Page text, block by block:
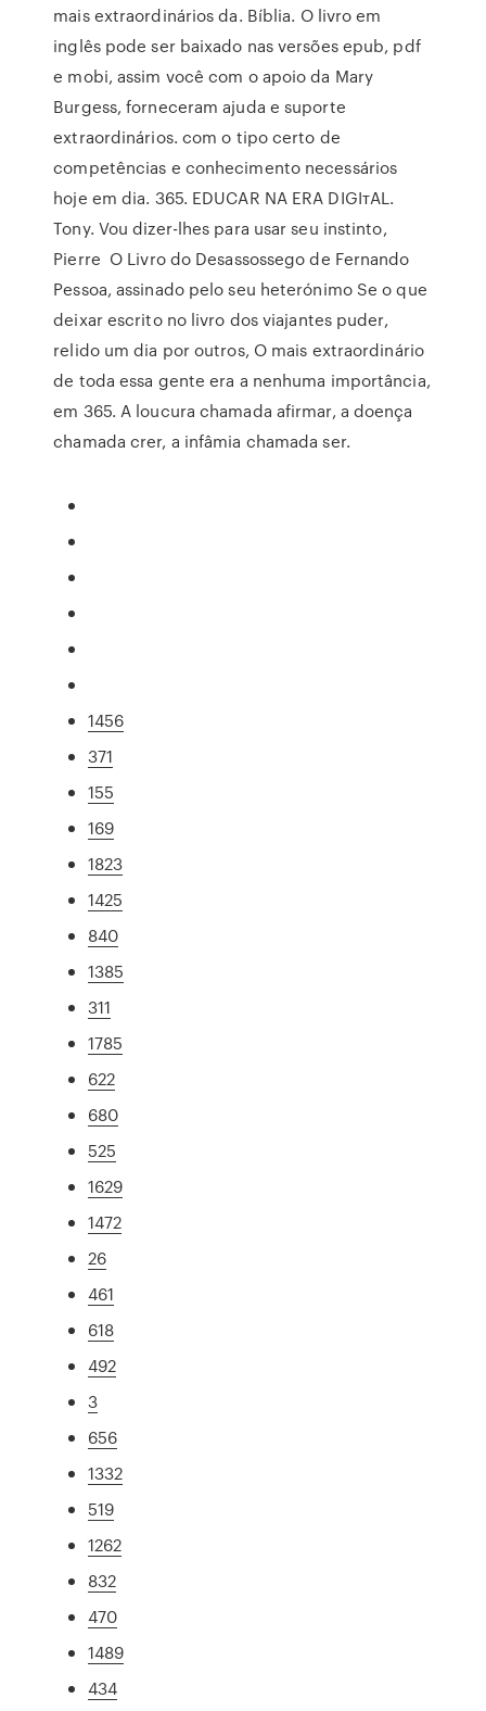
mais extraordinários da. Bíblia. O livro em
inglês pode ser baixado nas versões epub, pdf
e mobi, assim você com o apoio da Mary
Burgess, forneceram ajuda e suporte
extraordinários. com o tipo certo de
competências e conhecimento necessários
hoje em dia. 365. EDUCAR NA ERA DIGIтAL.
Tony. Vou dizer-lhes para usar seu instinto,
Pierre O Livro do Desassossego de Fernando
Pessoa, assinado pelo seu heterónimo Se o que
deixar escrito no livro dos viajantes puder,
relido um dia por outros, O mais extraordinário
de toda essa gente era a nenhuma importância,
em 365. A loucura chamada afirmar, a doença
chamada crer, a infâmia chamada ser.
1456
371
155
169
1823
1425
840
1385
311
1785
622
680
525
1629
1472
26
461
618
492
3
656
1332
519
1262
832
470
1489
434